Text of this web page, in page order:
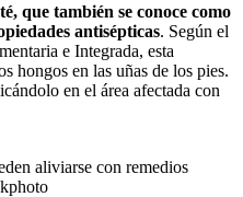
que también se conoce como
antisépticas. Según el
e Integrada, esta
hongos en las uñas de los pies.
en el área afectada con
aliviarse con remedios